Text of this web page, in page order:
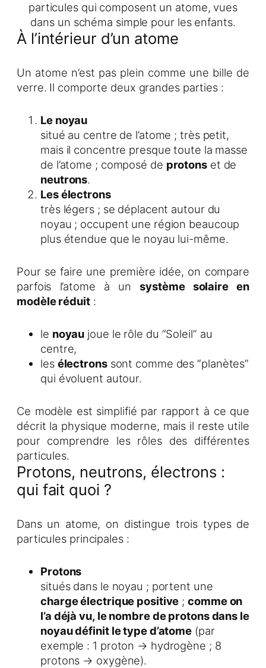
particules qui composent un atome, vues
dans un schéma simple pour les enfants.
À l’intérieur d’un atome
Un atome n’est pas plein comme une bille de
verre. Il comporte deux grandes parties :
Le noyau
situé au centre de l’atome ; très petit,
mais il concentre presque toute la masse
de l’atome ; composé de protonset de
neutrons.
Les électrons
très légers ; se déplacent autour du
noyau ; occupent une région beaucoup
plus étendue que le noyau lui-même.
Pour se faire une première idée, on compare
parfois l’atome à unsystème solaire en
modèle réduit:
le noyau joue le rôle du “Soleil” au
centre,
les électronssont comme des “planètes”
qui évoluent autour.
Ce modèle est simplifié par rapport à ce que
décrit la physique moderne, mais il reste utile
pour comprendre les rôles des différentes
particules.
Protons, neutrons, électrons :
qui fait quoi ?
Dans un atome, on distingue trois types de
particules principales :
Protons
situés dans le noyau ; portent une
charge électrique positive ;comme on
l’a déjà vu, le nombre de protons dans le
noyau définit le type d’atome (par
exemple : 1 proton → hydrogène ; 8
protons → oxygène).